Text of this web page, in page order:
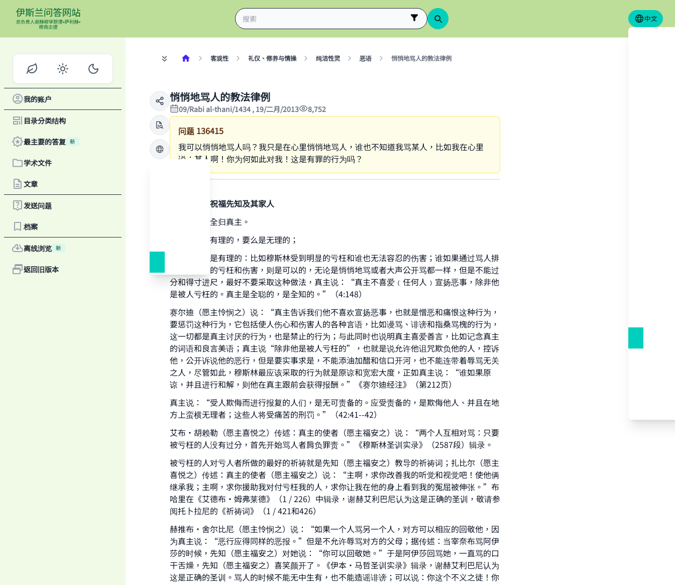
中文
我的账户
目录分类结构
最主要的答复 新
学术文件
文章
发送问题
档案
离线浏览 新
返回旧版本
客观性 礼仪、修养与情操 纯洁性灵 恶语 悄悄地骂人的教法律例
悄悄地骂人的教法律例
09/Rabi al-thani/1434 , 19/二月/2013 8,752
问题 136415
我可以悄悄地骂人吗？我只是在心里悄悄地骂人，谁也不知道我骂某人，比如我在心里
说：某人啊！你为何如此对我！这是有罪的行为吗？
感谢真主，祝福先知及其家人
一切赞颂，全归真主。
骂人要么是有理的，要么是无理的；
第一：如果是有理的：比如穆斯林受到明显的亏枉和谁也无法容忍的伤害；谁如果通过骂人排
除自身受到的亏枉和伤害，则是可以的，无论是悄悄地骂或者大声公开骂都一样，但是不能过
分和得寸进尺，最好不要采取这种做法，真主说：“真主不喜爱﹙任何人﹚宣扬恶事，除非他
是被人亏枉的。真主是全聪的，是全知的。”（4:148）
赛尔迪（愿主怜悯之）说：“真主告诉我们他不喜欢宣扬恶事，也就是憎恶和痛恨这种行为，
要惩罚这种行为，它包括使人伤心和伤害人的各种言语，比如谩骂、诽谤和指桑骂槐的行为，
这一切都是真主讨厌的行为，也是禁止的行为；与此同时也说明真主喜爱善言，比如记念真主
的词语和良言美语；真主说“除非他是被人亏枉的”，也就是说允许他诅咒欺负他的人，控诉
他，公开诉说他的恶行，但是要实事求是，不能添油加醋和信口开河，也不能连带着辱骂无关
之人，尽管如此，穆斯林最应该采取的行为就是原谅和宽宏大度，正如真主说：“谁如果原
谅，并且进行和解，则他在真主跟前会获得报酬。”《赛尔迪经注》（第212页）
真主说：“受人欺侮而进行报复的人们，是无可责备的。应受责备的，是欺侮他人、并且在地
方上蛮横无理者；这些人将受痛苦的刑罚。”（42:41--42）
艾布·胡赖勒（愿主喜悦之）传述：真主的使者（愿主福安之）说：“两个人互相对骂：只要
被亏枉的人没有过分，首先开始骂人者肩负罪责。”《穆斯林圣训实录》（2587段）辑录。
被亏枉的人对亏人者所做的最好的祈祷就是先知（愿主福安之）教导的祈祷词；扎比尔（愿主
喜悦之）传述：真主的使者（愿主福安之）说：“主啊，求你改善我的听觉和视觉吧！使他俩
继承我；主啊，求你援助我对付亏枉我的人，求你让我在他的身上看到我的冤屈被伸张。”布
哈里在《艾德布·姆弗莱德》（1 / 226）中辑录，谢赫艾利巴尼认为这是正确的圣训，敬请参
阅托卜拉尼的《祈祷词》（1 / 421和426）
赫推布·舍尔比尼（愿主怜悯之）说：“如果一个人骂另一个人，对方可以相应的回敬他，因
为真主说：“恶行应得同样的恶报。”但是不允许辱骂对方的父母；据传述：当宰奈布骂阿伊
莎的时候，先知（愿主福安之）对她说：“你可以回敬她。”于是阿伊莎回骂她，一直骂的口
干舌燥，先知（愿主福安之）喜笑颜开了。《伊本·马哲圣训实录》辑录，谢赫艾利巴尼认为
这是正确的圣训。骂人的时候不能无中生有，也不能造谣诽谤；可以说：你这个不义之徒！你